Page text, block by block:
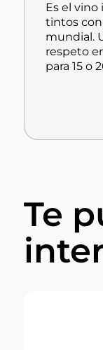
Es el vino
tintos con
mundial.
respeto
para 15 o
Te